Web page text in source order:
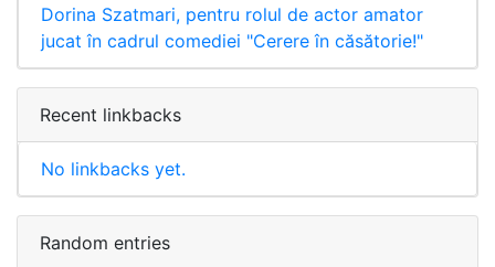
Dorina Szatmari, pentru rolul de actor amator
jucat în cadrul comediei "Cerere în căsătorie!"
Recent linkbacks
No linkbacks yet.
Random entries